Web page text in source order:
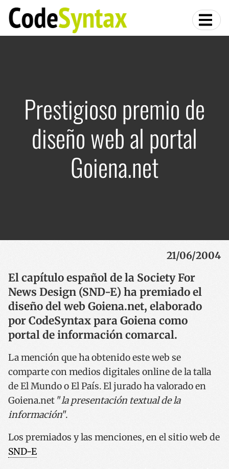
Prestigioso premio de
diseño web al portal
Goiena.net
21/06/2004
El capítulo español de la Society For
News Design (SND-E) ha premiado el
diseño del web Goiena.net, elaborado
por CodeSyntax para Goiena como
portal de información comarcal.
La mención que ha obtenido este web se
comparte con medios digitales online de la talla
de El Mundo o El País. El jurado ha valorado en
Goiena.net "la presentación textual de la
información".
Los premiados y las menciones, en el sitio web de
SND-E